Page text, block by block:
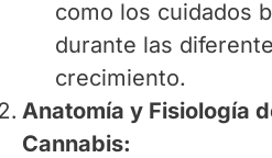
como los cuidados
durante las
crecimiento.
Anatomía y Fisiología
Cannabis: